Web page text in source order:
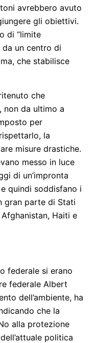
avrebbero avuto
gli obiettivi.
di “limite
da un centro di
che stabilisce
che
non da ultimo a
per
la
misure drastiche.
messo in luce
di un’impronta
quindi soddisfano i
gran parte di Stati
Haiti e
federale si erano
federale Albert
dell’ambiente, ha
che la
alla protezione
politica